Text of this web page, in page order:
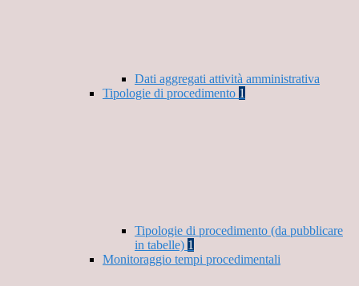
Dati aggregati attività amministrativa
Tipologie di procedimento 1
Tipologie di procedimento (da pubblicare
in tabelle) 1
Monitoraggio tempi procedimentali